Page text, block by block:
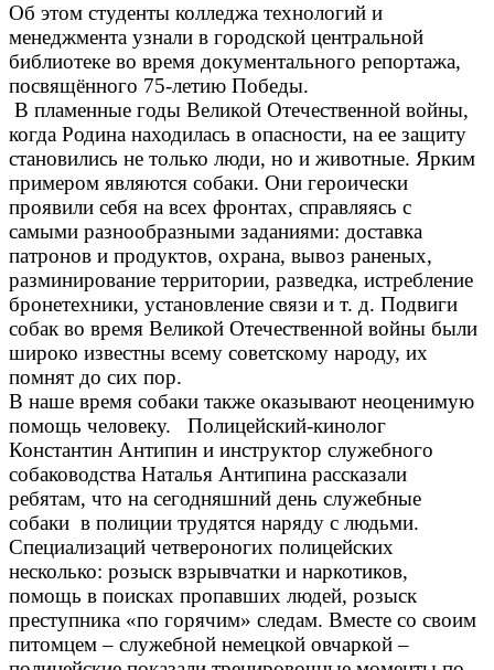
Об этом студенты колледжа технологий и
менеджмента узнали в городской центральной
библиотеке во время документального репортажа,
посвящённого 75-летию Победы.
В пламенные годы Великой Отечественной войны,
когда Родина находилась в опасности, на ее защиту
становились не только люди, но и животные. Ярким
примером являются собаки. Они героически
проявили себя на всех фронтах, справляясь с
самыми разнообразными заданиями: доставка
патронов и продуктов, охрана, вывоз раненых,
разминирование территории, разведка, истребление
бронетехники, установление связи и т. д. Подвиги
собак во время Великой Отечественной войны были
широко известны всему советскому народу, их
помнят до сих пор.
В наше время собаки также оказывают неоценимую
помощь человеку. Полицейский-кинолог
Константин Антипин и инструктор служебного
собаководства Наталья Антипина рассказали
ребятам, что на сегодняшний день служебные
собаки в полиции трудятся наряду с людьми.
Специализаций четвероногих полицейских
несколько: розыск взрывчатки и наркотиков,
помощь в поисках пропавших людей, розыск
преступника «по горячим» следам. Вместе со своим
питомцем – служебной немецкой овчаркой –